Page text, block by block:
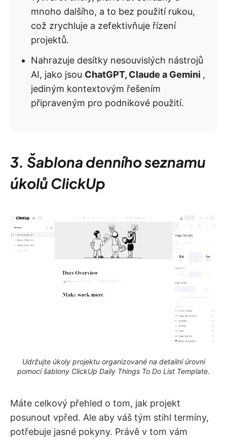
mnoho dalšího, a to bez použití rukou,
což zrychluje a zefektivňuje řízení
projektů.
Nahrazuje desítky nesouvislých nástrojů
AI, jako jsou ChatGPT, Claude a Gemini ,
jediným kontextovým řešením
připraveným pro podnikové použití.
3. Šablona denního seznamu
úkolů ClickUp
Udržujte úkoly projektu organizované na detailní úrovni
pomocí šablony ClickUp Daily Things To Do List Template.
Máte celkový přehled o tom, jak projekt
posunout vpřed. Ale aby váš tým stihl termíny,
potřebuje jasné pokyny. Právě v tom vám